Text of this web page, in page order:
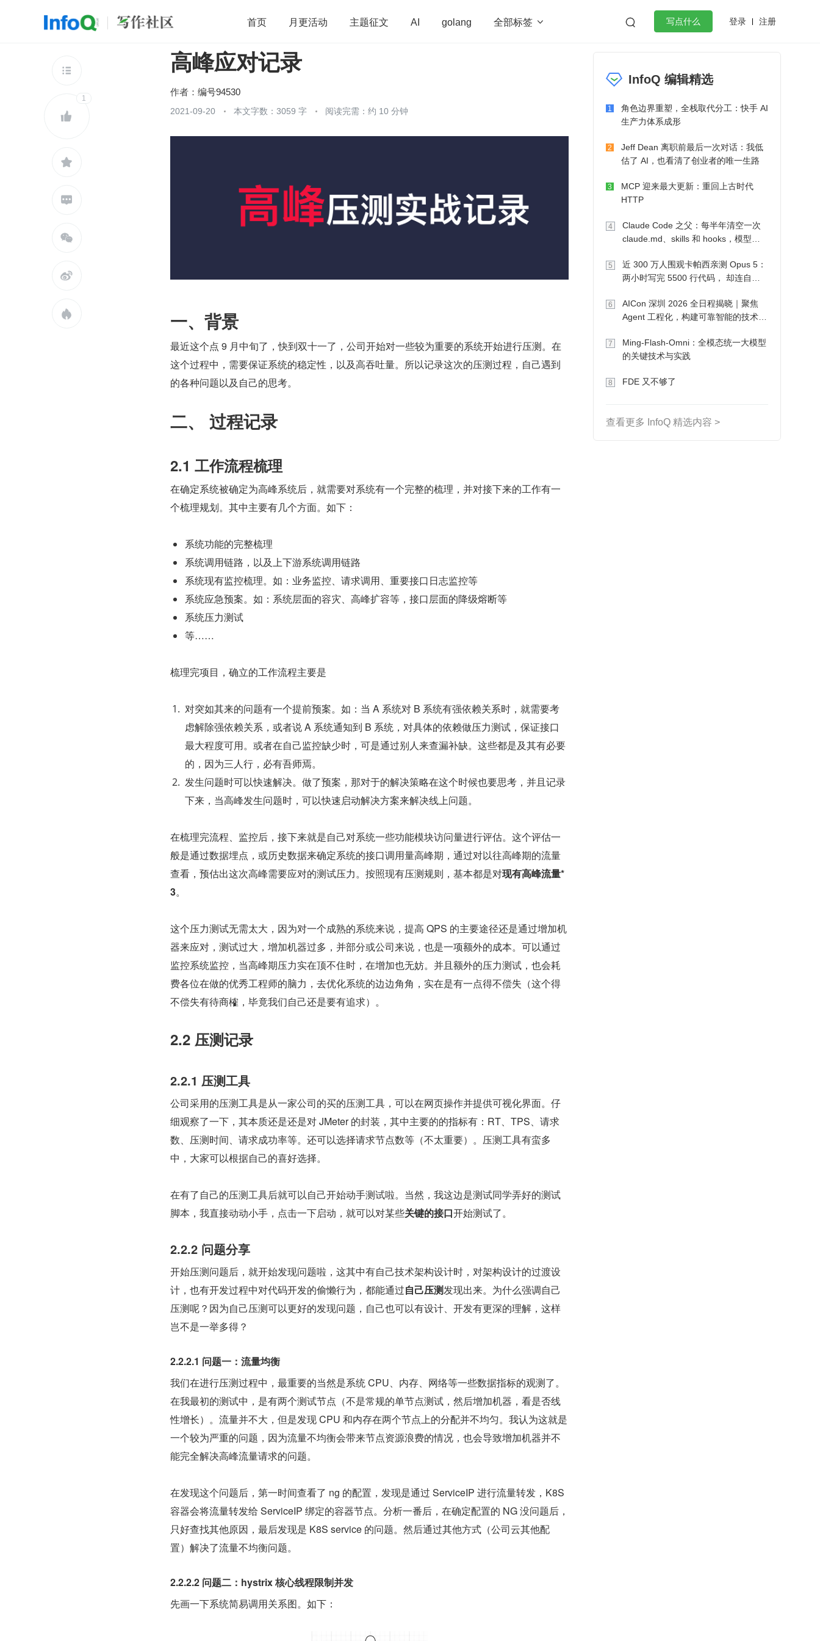
首页 月更活动 主题征文 AI golang 全部标签   写点什么 登录 注册
开源 架构 OpenHarmony
团队管理 微服务架构 flutter
查看更多


1





高峰应对记录
作者： 编号94530
2021-09-20 本文字数：3059 字 阅读完需：约 10 分钟
一、背景
最近这个点 9 月中旬了，快到双十一了，公司开始对一些较为重要的系统开始进行压测。在
这个过程中，需要保证系统的稳定性，以及高吞吐量。所以记录这次的压测过程，自己遇到
的各种问题以及自己的思考。
二、 过程记录
2.1 工作流程梳理
在确定系统被确定为高峰系统后，就需要对系统有一个完整的梳理，并对接下来的工作有一
个梳理规划。其中主要有几个方面。如下：
系统功能的完整梳理
系统调用链路，以及上下游系统调用链路
系统现有监控梳理。如：业务监控、请求调用、重要接口日志监控等
系统应急预案。如：系统层面的容灾、高峰扩容等，接口层面的降级熔断等
系统压力测试
等……
梳理完项目，确立的工作流程主要是
对突如其来的问题有一个提前预案。如：当 A 系统对 B 系统有强依赖关系时，就需要考
虑解除强依赖关系，或者说 A 系统通知到 B 系统，对具体的依赖做压力测试，保证接口
最大程度可用。或者在自己监控缺少时，可是通过别人来查漏补缺。这些都是及其有必要
的，因为三人行，必有吾师焉。
发生问题时可以快速解决。做了预案，那对于的解决策略在这个时候也要思考，并且记录
下来，当高峰发生问题时，可以快速启动解决方案来解决线上问题。
在梳理完流程、监控后，接下来就是自己对系统一些功能模块访问量进行评估。这个评估一
般是通过数据埋点，或历史数据来确定系统的接口调用量高峰期，通过对以往高峰期的流量
查看，预估出这次高峰需要应对的测试压力。按照现有压测规则，基本都是对现有高峰流量*
3。
这个压力测试无需太大，因为对一个成熟的系统来说，提高 QPS 的主要途径还是通过增加机
器来应对，测试过大，增加机器过多，并部分或公司来说，也是一项额外的成本。可以通过
监控系统监控，当高峰期压力实在顶不住时，在增加也无妨。并且额外的压力测试，也会耗
费各位在做的优秀工程师的脑力，去优化系统的边边角角，实在是有一点得不偿失（这个得
不偿失有待商榷，毕竟我们自己还是要有追求）。
2.2 压测记录
2.2.1 压测工具
公司采用的压测工具是从一家公司的买的压测工具，可以在网页操作并提供可视化界面。仔
细观察了一下，其本质还是还是对 JMeter 的封装，其中主要的的指标有：RT、TPS、请求
数、压测时间、请求成功率等。还可以选择请求节点数等（不太重要）。压测工具有蛮多
中，大家可以根据自己的喜好选择。
在有了自己的压测工具后就可以自己开始动手测试啦。当然，我这边是测试同学弄好的测试
脚本，我直接动动小手，点击一下启动，就可以对某些关键的接口开始测试了。
2.2.2 问题分享
开始压测问题后，就开始发现问题啦，这其中有自己技术架构设计时，对架构设计的过渡设
计，也有开发过程中对代码开发的偷懒行为，都能通过自己压测发现出来。为什么强调自己
压测呢？因为自己压测可以更好的发现问题，自己也可以有设计、开发有更深的理解，这样
岂不是一举多得？
2.2.2.1 问题一：流量均衡
我们在进行压测过程中，最重要的当然是系统 CPU、内存、网络等一些数据指标的观测了。
在我最初的测试中，是有两个测试节点（不是常规的单节点测试，然后增加机器，看是否线
性增长）。流量并不大，但是发现 CPU 和内存在两个节点上的分配并不均匀。我认为这就是
一个较为严重的问题，因为流量不均衡会带来节点资源浪费的情况，也会导致增加机器并不
能完全解决高峰流量请求的问题。
在发现这个问题后，第一时间查看了 ng 的配置，发现是通过 ServiceIP 进行流量转发，K8S
容器会将流量转发给 ServiceIP 绑定的容器节点。分析一番后，在确定配置的 NG 没问题后，
只好查找其他原因，最后发现是 K8S service 的问题。然后通过其他方式（公司云其他配
置）解决了流量不均衡问题。
2.2.2.2 问题二：hystrix 核心线程限制并发
先画一下系统简易调用关系图。如下：
InfoQ 编辑精选
1
角色边界重塑，全栈取代分工：快手 AI
生产力体系成形
2
Jeff Dean 离职前最后一次对话：我低
估了 AI，也看清了创业者的唯一生路
3
MCP 迎来最大更新：重回上古时代
HTTP
4
Claude Code 之父：每半年清空一次
claude.md、skills 和 hooks，模型自
5
近 300 万人围观卡帕西亲测 Opus 5：
两小时写完 5500 行代码， 却连自己
6
AICon 深圳 2026 全日程揭晓｜聚焦
Agent 工程化，构建可靠智能的技术路
7
Ming-Flash-Omni：全模态统一大模型
的关键技术与实践
8 FDE 又不够了
查看更多 InfoQ 精选内容 >